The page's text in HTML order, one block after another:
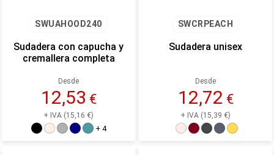
SWUAHOOD240
Sudadera con capucha y
cremallera completa
Desde
12,53 €
+ IVA (15,16 €)
+ 4
SWCRPEACH
Sudadera unisex
Desde
12,72 €
+ IVA (15,39 €)